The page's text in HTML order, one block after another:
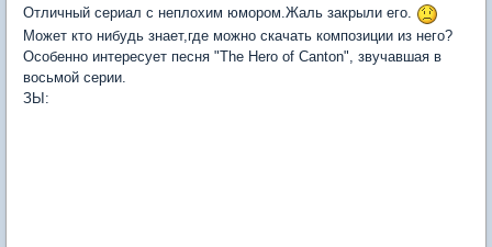
Отличный сериал с неплохим юмором.Жаль закрыли его.
Может кто нибудь знает,где можно скачать композиции из него?
Особенно интересует песня "The Hero of Canton", звучавшая в
восьмой серии.
ЗЫ: